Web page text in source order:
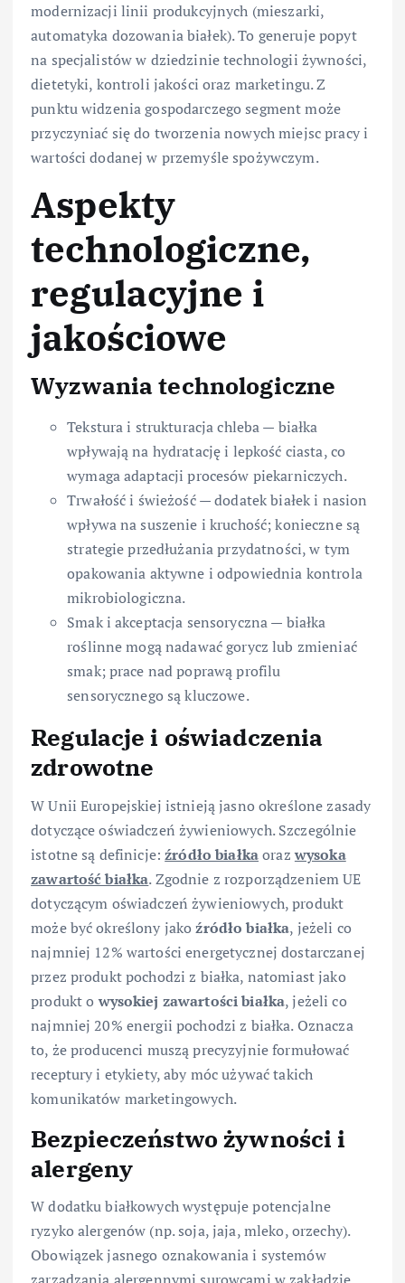
modernizacji linii produkcyjnych (mieszarki,
automatyka dozowania białek). To generuje popyt
na specjalistów w dziedzinie technologii żywności,
dietetyki, kontroli jakości oraz marketingu. Z
punktu widzenia gospodarczego segment może
przyczyniać się do tworzenia nowych miejsc pracy i
wartości dodanej w przemyśle spożywczym.
Aspekty
technologiczne,
regulacyjne i
jakościowe
Wyzwania technologiczne
Tekstura i strukturacja chleba — białka
wpływają na hydratację i lepkość ciasta, co
wymaga adaptacji procesów piekarniczych.
Trwałość i świeżość — dodatek białek i nasion
wpływa na suszenie i kruchość; konieczne są
strategie przedłużania przydatności, w tym
opakowania aktywne i odpowiednia kontrola
mikrobiologiczna.
Smak i akceptacja sensoryczna — białka
roślinne mogą nadawać gorycz lub zmieniać
smak; prace nad poprawą profilu
sensorycznego są kluczowe.
Regulacje i oświadczenia
zdrowotne
W Unii Europejskiej istnieją jasno określone zasady
dotyczące oświadczeń żywieniowych. Szczególnie
istotne są definicje:źródło białkaorazwysoka
zawartość białka. Zgodnie z rozporządzeniem UE
dotyczącym oświadczeń żywieniowych, produkt
może być określony jakoźródło białka, jeżeli co
najmniej 12% wartości energetycznej dostarczanej
przez produkt pochodzi z białka, natomiast jako
produkt owysokiej zawartości białka, jeżeli co
najmniej 20% energii pochodzi z białka. Oznacza
to, że producenci muszą precyzyjnie formułować
receptury i etykiety, aby móc używać takich
komunikatów marketingowych.
Bezpieczeństwo żywności i
alergeny
W dodatku białkowych występuje potencjalne
ryzyko alergenów (np. soja, jaja, mleko, orzechy).
Obowiązek jasnego oznakowania i systemów